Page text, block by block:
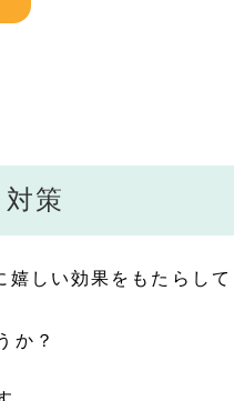
策
しい効果をもたらし
か？